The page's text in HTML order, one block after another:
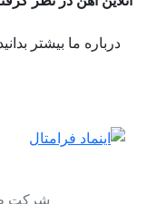
درباره ما بیشتر
شرکت